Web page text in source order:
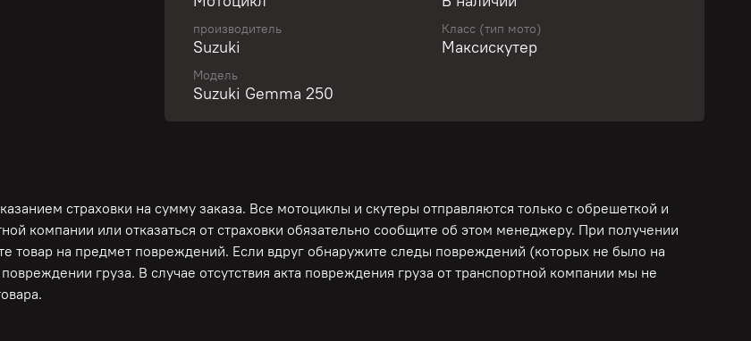
Уникальный серийный кастом скутер, созданный на базе скучного
Suzuki Skywave 250. Надежный, необычный, удобный.
Без пробега по РФ! Хороший аукционный лист!
Только из Японии! Проверен, ПРОШЕЛ ДИАГНОСТИКУ, ЧАСТИЧНОЕ
ОБСЛУЖИВАНИЕ И ПРЕДПРОДАЖНУЮ ПОДГОТОВКУ в сервисе Мото-
Депо! Полностью готов к сезону! Нужно больше информации? Сделаем
для Вас дополнительные фото и видео запуска и работы всех систем!
производитель
Suzuki
Класс (тип мото)
Максискутер
Модель
Suzuki Gemma 250
страховки на сумму заказа. Все мотоциклы и скутеры отправляются только с обрешеткой и
компании или отказаться от страховки обязательно сообщите об этом менеджеру. При получении
товар на предмет повреждений. Если вдруг обнаружите следы повреждений (которых не было на
груза. В случае отсутствия акта повреждения груза от транспортной компании мы не